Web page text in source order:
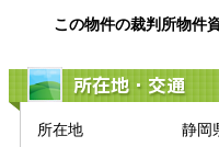
この物件の裁判所物件
所在地・交通
所在地 静岡